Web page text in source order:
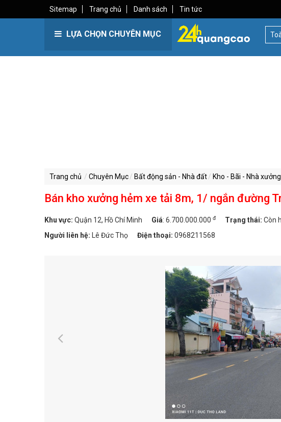
Sitemap Trang chủ Danh sách Tin tức
LỰA CHỌN CHUYÊN MỤC
Trang chủ Chuyên Mục Bất động sản - Nhà đất Kho - Bãi - Nhà xưởng
Bán kho xưởng hẻm xe tải 8m, 1/ ngắn đường
Khu vực: Quận 12, Hồ Chí Minh Giá: 6.700.000.000 đ Trạng thái: Còn
Người liên hệ: Lê Đức Thọ Điện thoại: 0968211568